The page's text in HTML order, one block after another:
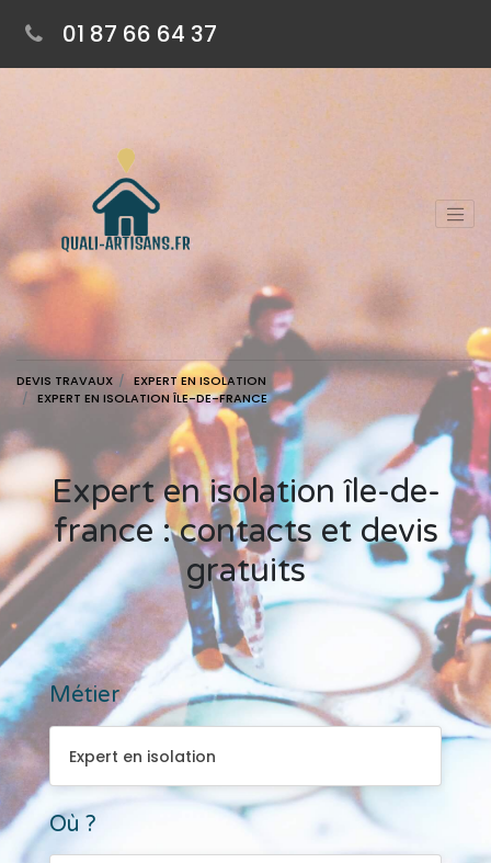
01 87 66 64 37
DEVIS TRAVAUX
EXPERT EN ISOLATION
EXPERT EN ISOLATION ÎLE-DE-FRANCE
Expert en isolation île-de-
france : contacts et devis
gratuits
Métier Expert en isolation
Expert en isolation
Où ?